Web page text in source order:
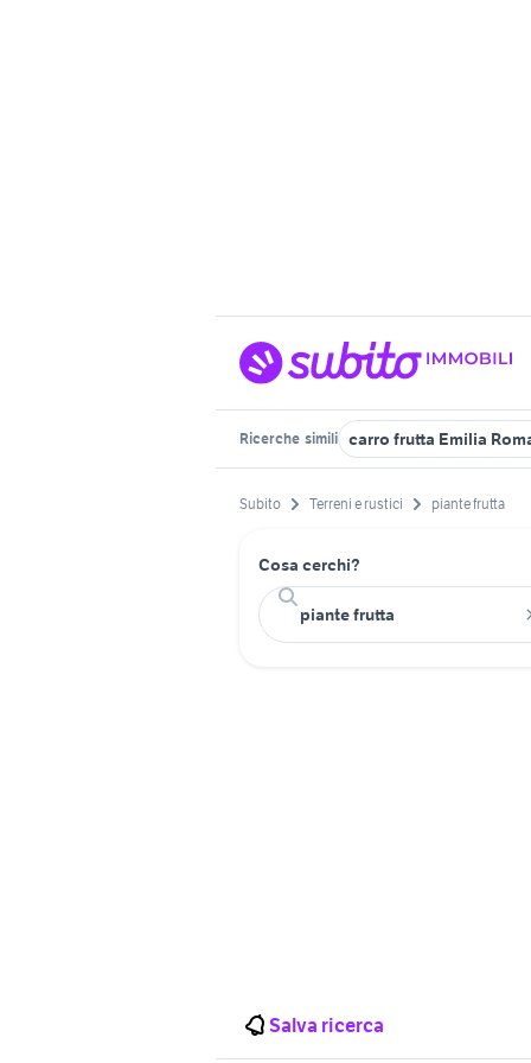
Ricerche simili carro frutta Emilia
Subito Terreni e rustici piante frutta
Cosa cerchi?
Salva ricerca